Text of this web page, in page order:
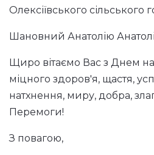
Олексіївського сільського
Шановний Анатолію
Щиро вітаємо Вас з Днем
міцного здоров'я, щастя,
натхнення, миру, добра,
Перемоги!
З повагою,